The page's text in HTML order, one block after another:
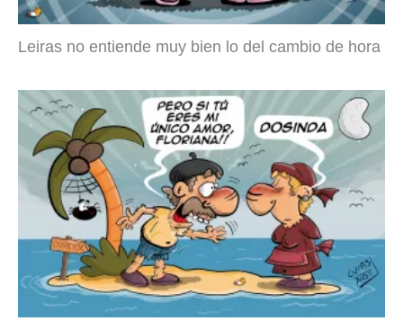
Leiras no entiende muy bien lo del cambio de hora